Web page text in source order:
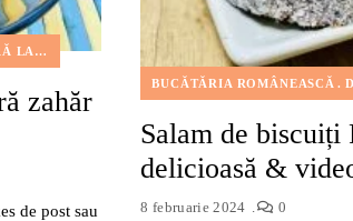
& GARNITURI
FĂRĂ NUCI FĂRĂ OU FĂRĂ ZAHĂR
zahăr
de post sau
BUCĂTĂRIA ROMÂNEASCĂ
Salam de biscuiți
delicioasă &
8 februarie 2024 0